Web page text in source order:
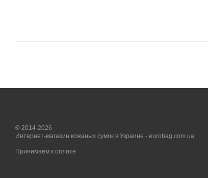
© 2014-2026
Интернет-магазин кожаных сумок в Украине - eurobag.com.ua
Принимаем к оплате